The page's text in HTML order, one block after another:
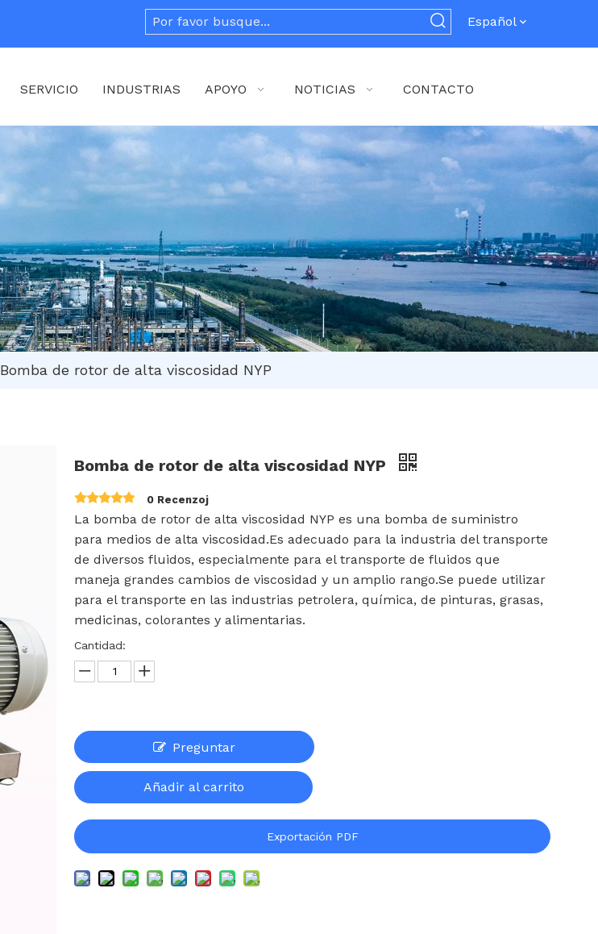
Español
SERVICIO INDUSTRIAS APOYO NOTICIAS CONTACTO
Bomba de rotor de alta viscosidad NYP
Bomba de rotor de alta viscosidad NYP
0 Recenzoj
La bomba de rotor de alta viscosidad NYP es una bomba de suministro
para medios de alta viscosidad.Es adecuado para la industria del transporte
de diversos fluidos, especialmente para el transporte de fluidos que
maneja grandes cambios de viscosidad y un amplio rango.Se puede utilizar
para el transporte en las industrias petrolera, química, de pinturas, grasas,
medicinas, colorantes y alimentarias.
Cantidad:
Preguntar
Añadir al carrito
Exportación PDF